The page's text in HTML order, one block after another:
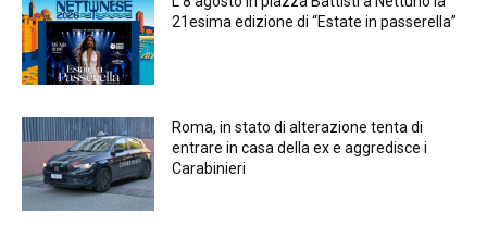
21esima edizione di “Estate in passerella”
Roma, in stato di alterazione tenta di
entrare in casa della ex e aggredisce i
Carabinieri